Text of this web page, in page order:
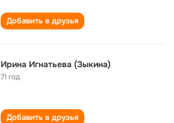
Добавить в друзья
Ирина Игнатьева (Зыкина)
71 год
Добавить в друзья